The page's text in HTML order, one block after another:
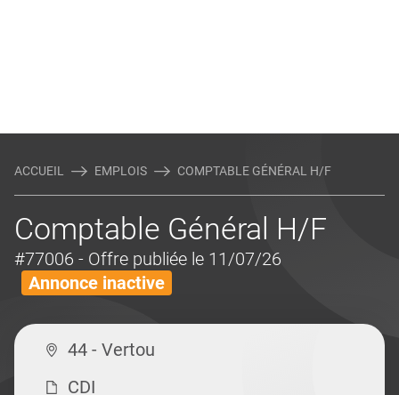
ACCUEIL EMPLOIS COMPTABLE GÉNÉRAL H/F
Comptable Général H/F
#77006 - Offre publiée le 11/07/26
Annonce inactive
44 - Vertou
CDI